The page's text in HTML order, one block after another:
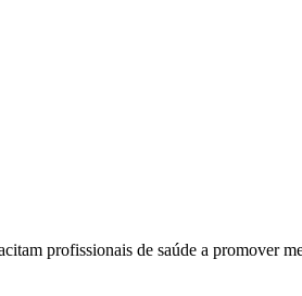
profissionais de saúde a promover